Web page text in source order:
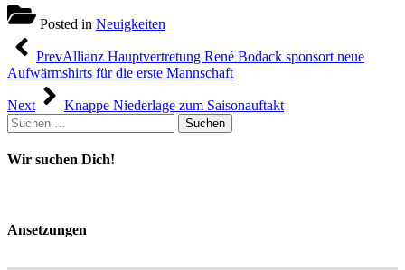
Posted in Neuigkeiten
Beitragsnavigation
PrevAllianz Hauptvertretung René Bodack sponsort neue
Aufwärmshirts für die erste Mannschaft
Next
Knappe Niederlage zum Saisonauftakt
Suchen
nach:
Wir suchen Dich!
Ansetzungen